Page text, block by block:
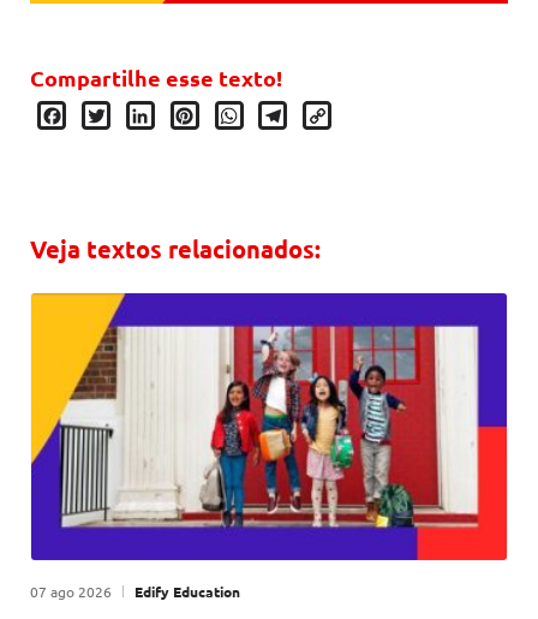
Compartilhe esse texto!
Veja textos relacionados:
Publicado em
07 ago 2026 | por
Edify Education